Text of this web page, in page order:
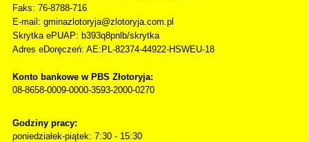
Faks: 76-8788-716
E-mail: gminazlotoryja@zlotoryja.com.pl
Skrytka ePUAP: b393q8pnlb/skrytka
Adres eDoręczeń: AE:PL-82374-44922-HSWEU-18
Konto bankowe w PBS Złotoryja:
08-8658-0009-0000-3593-2000-0270
Godziny pracy:
poniedziałek-piątek: 7:30 - 15:30